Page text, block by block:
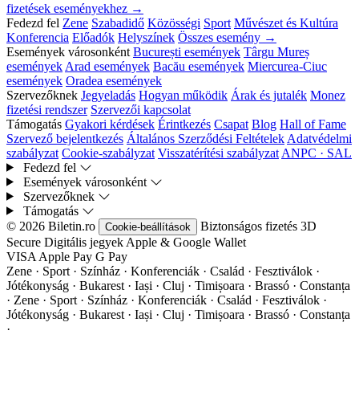
fizetések eseményekhez →
Fedezd fel Zene Szabadidő Közösségi Sport Művészet és Kultúra
Konferencia Előadók Helyszínek Összes esemény →
Események városonként București események Târgu Mureș
események Arad események Bacău események Miercurea-Ciuc
események Oradea események
Szervezőknek Jegyeladás Hogyan működik Árak és jutalék Monez
fizetési rendszer Szervezői kapcsolat
Támogatás Gyakori kérdések Érintkezés Csapat Blog Hall of Fame
Szervező bejelentkezés Általános Szerződési Feltételek Adatvédelmi
szabályzat Cookie-szabályzat Visszatérítési szabályzat ANPC · SAL
Fedezd fel
Események városonként
Szervezőknek
Támogatás
© 2026 Biletin.ro
Cookie-beállítások Biztonságos fizetés 3D
Secure Digitális jegyek Apple & Google Wallet
VISA Apple Pay G Pay
Zene · Sport · Színház · Konferenciák · Család · Fesztiválok ·
Jótékonyság · Bukarest · Iași · Cluj · Timișoara · Brassó · Constanța
· Zene · Sport · Színház · Konferenciák · Család · Fesztiválok ·
Jótékonyság · Bukarest · Iași · Cluj · Timișoara · Brassó · Constanța
·